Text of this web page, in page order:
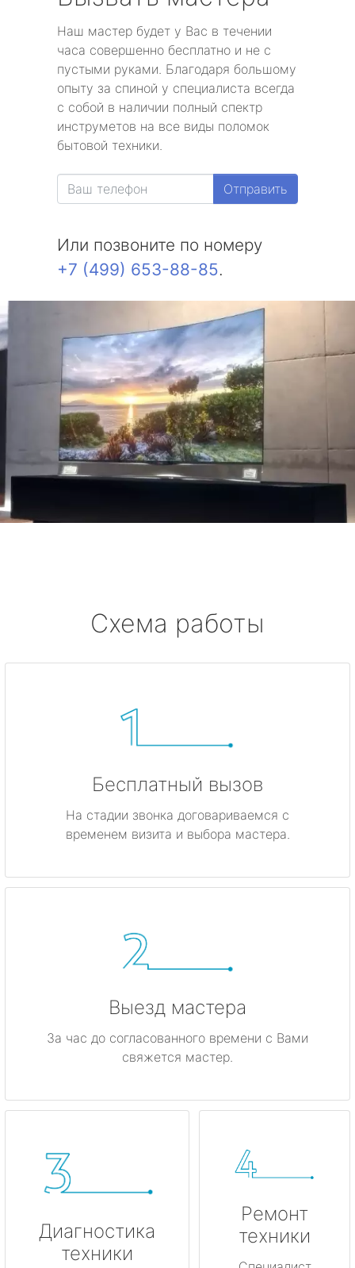
Наш мастер будет у Вас в течении
часа совершенно бесплатно и не с
пустыми руками. Благодаря большому
опыту за спиной у специалиста всегда
с собой в наличии полный спектр
инструметов на все виды поломок
бытовой техники.
Отправить
Или позвоните по номеру
+7 (499) 653-88-85.
Схема работы
Бесплатный вызов
На стадии звонка договариваемся с
временем визита и выбора мастера.
Выезд мастера
За час до согласованного времени с Вами
свяжется мастер.
Диагностика
техники
Ремонт
техники